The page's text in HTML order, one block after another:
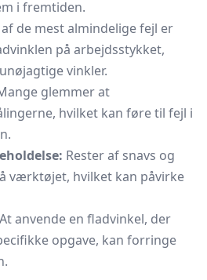
i fremtiden.
af de mest almindelige fejl er
på arbejdsstykket,
vinkler.
glemmer at
hvilket kan føre til fejl i
Rester af snavs og
værktøjet, hvilket kan påvirke
At anvende en fladvinkel, der
opgave, kan forringe